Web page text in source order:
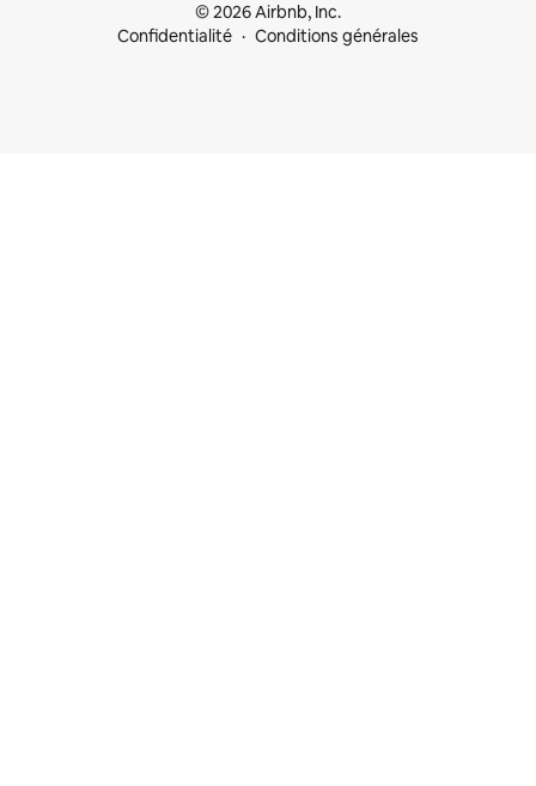
© 2026 Airbnb, Inc.
Confidentialité
Conditions générales